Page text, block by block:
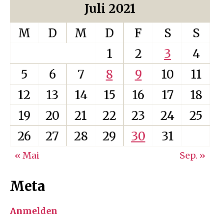
Juli 2021
M
D M D F S
S
1
2 3
4
5
6 7 8 9 10
11
12
13 14 15 16 17
18
19
20 21 22 23 24
25
26
27 28 29 30 31
« Mai Sep. »
Meta
Anmelden